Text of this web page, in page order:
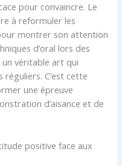
pour convaincre. Le
à reformuler les
montrer son attention
d’oral lors des
véritable art qui
C’est cette
une épreuve
d’aisance et de
positive face aux